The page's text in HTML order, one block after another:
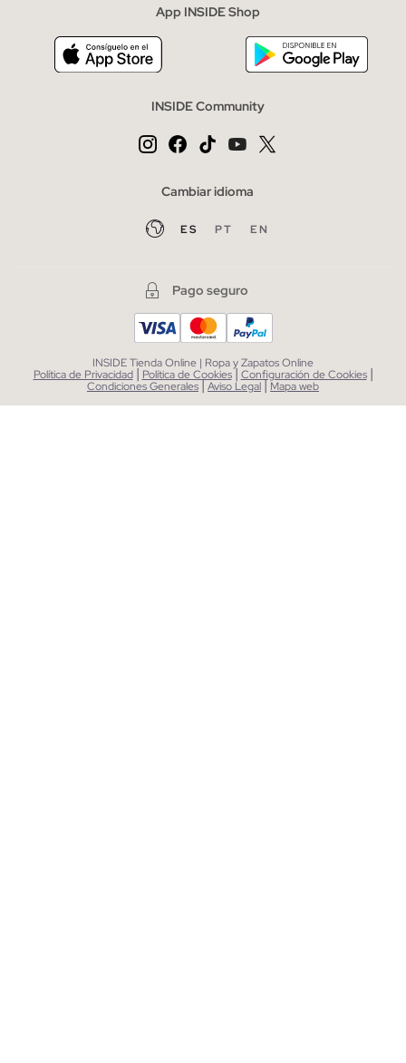
App INSIDE Shop
INSIDE Community
Cambiar idioma
ES PT EN
Pago seguro
INSIDE Tienda Online | Ropa y Zapatos Online
Política de Privacidad | Política de Cookies| Configuración de Cookies |
Condiciones Generales|Aviso Legal| Mapa web